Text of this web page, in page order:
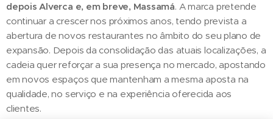
depois Alverca e, em breve, Massamá. A marca pretende
continuar a crescer nos próximos anos, tendo prevista a
abertura de novos restaurantes no âmbito do seu plano de
expansão. Depois da consolidação das atuais localizações, a
cadeia quer reforçar a sua presença no mercado, apostando
em novos espaços que mantenham a mesma aposta na
qualidade, no serviço e na experiência oferecida aos
clientes.